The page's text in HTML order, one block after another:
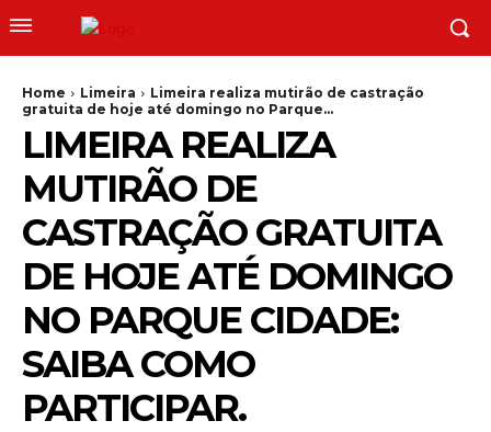
Home Limeira
Limeira realiza mutirão de castração
gratuita de hoje até domingo no Parque...
LIMEIRA REALIZA
MUTIRÃO DE
CASTRAÇÃO GRATUITA
DE HOJE ATÉ DOMINGO
NO PARQUE CIDADE:
SAIBA COMO
PARTICIPAR.